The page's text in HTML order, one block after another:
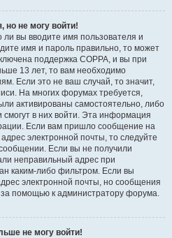
но не могу войти!
вы вводите имя пользователя и
имя и пароль правильно, то может
поддержка COPPA, и вы при
13 лет, то вам необходимо
Если это не ваш случай, то значит,
На многих форумах требуется,
активированы самостоятельно, либо
смогут в них войти. Эта информация
Если вам пришло сообщение на
электронной почты, то следуйте
Если вы не получили
неправильный адрес при
каким-либо фильтром. Если вы
электронной почты, но сообщения
за помощью к администратору форума.
не могу войти!